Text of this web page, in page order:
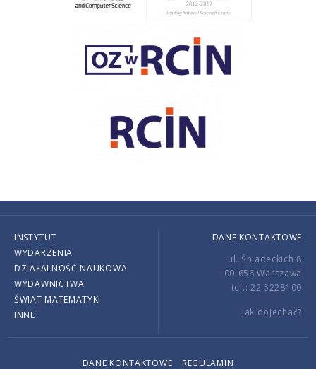
INSTYTUT
WYDARZENIA
DZIAŁALNOŚĆ NAUKOWA
WYDAWNICTWA
ŚWIAT MATEMATYKI
INNE
DANE KONTAKTOWE
ul. Śniadeckich 8
00-656 Warszawa
tel.: 22 5228100
Jak dojechać?
DANE KONTAKTOWE REGULAMIN